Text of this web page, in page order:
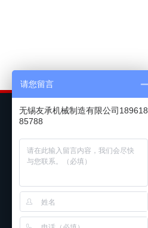
请您留言
无锡友承机械制造有限公司189618
85788